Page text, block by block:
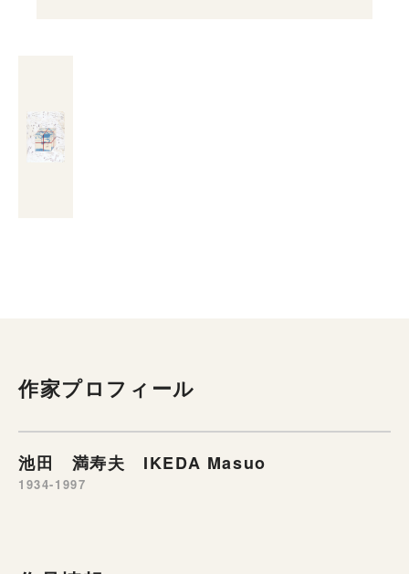
作家プロフィール
池田 満寿夫 IKEDA Masuo
1934-1997